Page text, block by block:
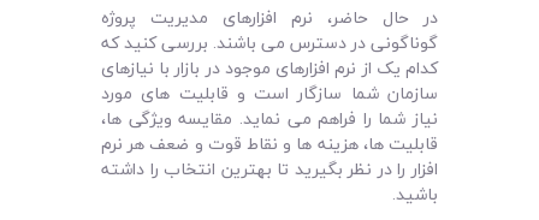
در حال حاضر، نرم ‌افزارهای مدیریت پروژه
گوناگونی در دسترس می باشند. بررسی کنید که
کدام یک از نرم ‌افزارهای موجود در بازار با نیازهای
سازمان شما سازگار است و قابلیت‌ های مورد
نیاز شما را فراهم می نماید. مقایسه ویژگی ‌ها،
قابلیت ‌ها، هزینه ها و نقاط قوت و ضعف هر نرم‌
افزار را در نظر بگیرید تا بهترین انتخاب را داشته
باشید.